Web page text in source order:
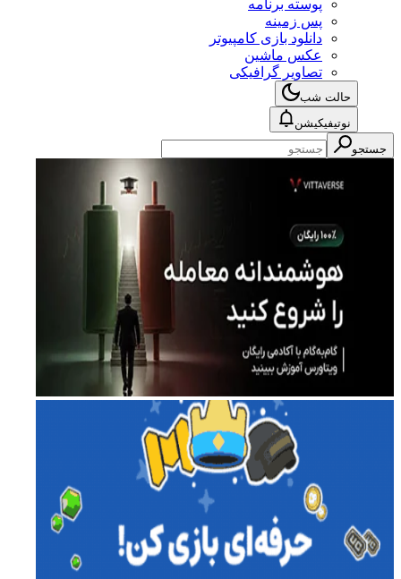
پوسته برنامه
پس زمینه
دانلود بازی کامپیوتر
عکس ماشین
تصاویر گرافیکی
حالت شب
نوتیفیکیشن
جستجو